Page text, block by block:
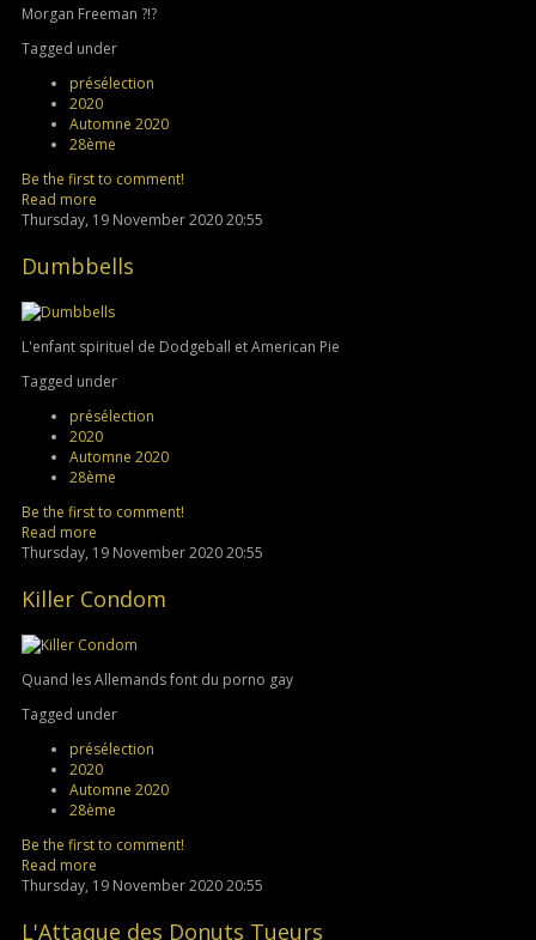
Morgan Freeman ?!?
Tagged under
présélection
2020
Automne 2020
28ème
Be the first to comment!
Read more
Thursday, 19 November 2020 20:55
Dumbbells
L'enfant spirituel de Dodgeball et American Pie
Tagged under
présélection
2020
Automne 2020
28ème
Be the first to comment!
Read more
Thursday, 19 November 2020 20:55
Killer Condom
Quand les Allemands font du porno gay
Tagged under
présélection
2020
Automne 2020
28ème
Be the first to comment!
Read more
Thursday, 19 November 2020 20:55
L'Attaque des Donuts Tueurs